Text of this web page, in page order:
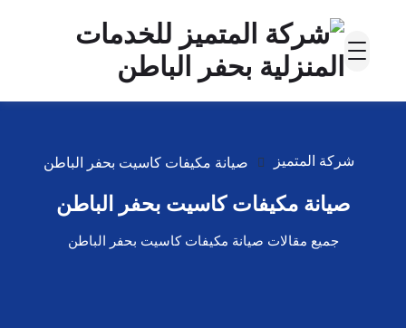
شركة المتميز صيانة مكيفات كاسيت بحفر الباطن
صيانة مكيفات كاسيت بحفر الباطن
جميع مقالات صيانة مكيفات كاسيت بحفر الباطن